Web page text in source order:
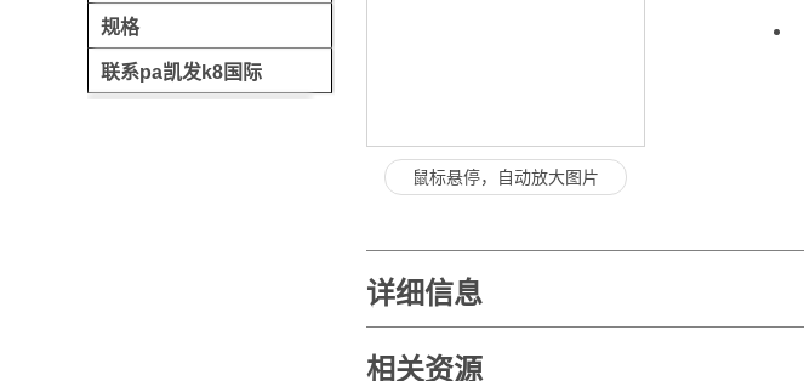
规格
联系pa凯发k8国际
鼠标悬停，自动放大图片
详细信息
相关资源